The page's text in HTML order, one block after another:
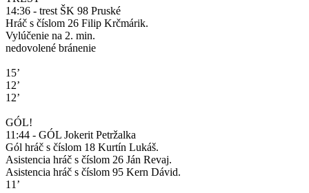
14:36 - trest ŠK 98 Pruské
Hráč s číslom 26 Filip Krčmárik.
Vylúčenie na 2. min.
nedovolené bránenie
15’
12’
12’
GÓL!
11:44 - GÓL Jokerit Petržalka
Gól hráč s číslom 18 Kurtín Lukáš.
Asistencia hráč s číslom 26 Ján Revaj.
Asistencia hráč s číslom 95 Kern Dávid.
11’